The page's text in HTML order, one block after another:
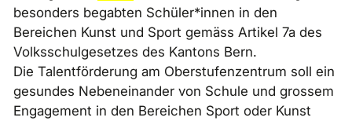
besonders begabten Schüler*innen in den
Bereichen Kunst und Sport gemäss Artikel 7a des
Volksschulgesetzes des Kantons Bern.
Die Talentförderung am Oberstufenzentrum soll ein
gesundes Nebeneinander von Schule und grossem
Engagement in den Bereichen Sport oder Kunst